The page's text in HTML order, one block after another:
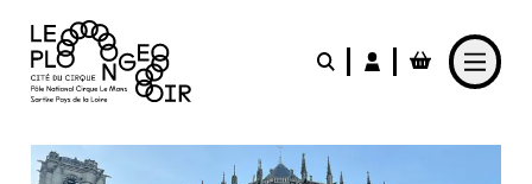
LE PLONGEOIR